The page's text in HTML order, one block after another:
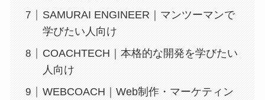
SAMURAI ENGINEER｜マンツーマンで
学びたい人向け
COACHTECH｜本格的な開発を学びたい
人向け
WEBCOACH｜Web制作・マーケティン